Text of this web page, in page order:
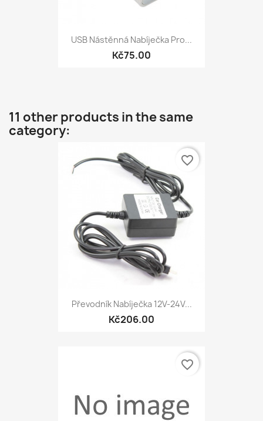
USB Nástěnná Nabíječka Pro...
Kč75.00
11 other products in the same
category:
Převodník Nabíječka 12V-24V...
Kč206.00
favorite_border
favorite_border